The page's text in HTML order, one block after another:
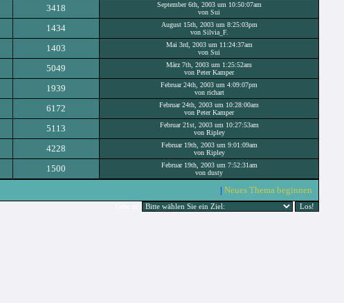
3418
September 6th, 2003 um 10:50:07am
von Sui
1434
August 15th, 2003 um 8:25:03pm
von Silvia_F.
1403
Mai 3rd, 2003 um 11:24:37am
von Sui
5049
März 7th, 2003 um 1:25:52am
von Peter Kamper
1939
Februar 24th, 2003 um 4:09:07pm
von richart
6172
Februar 24th, 2003 um 10:28:00am
von Peter Kamper
5113
Februar 21st, 2003 um 10:27:53am
von Ripley
4228
Februar 19th, 2003 um 9:01:09am
von Ripley
1500
Februar 19th, 2003 um 7:52:31am
von dusty
| Neues Thema beginnen